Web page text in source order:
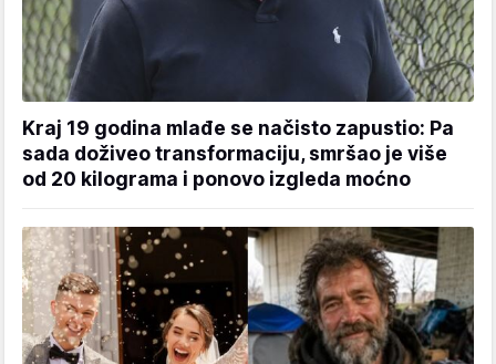
Kraj 19 godina mlađe se načisto zapustio: Pa
sada doživeo transformaciju, smršao je više
od 20 kilograma i ponovo izgleda moćno